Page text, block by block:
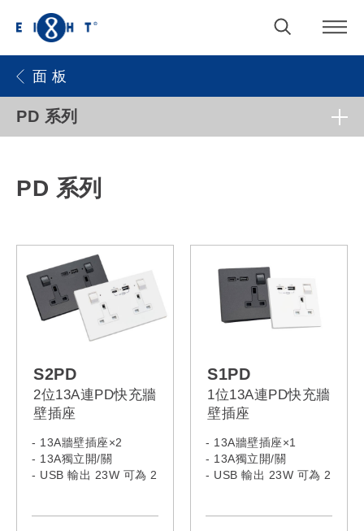
面 板
PD 系列
PD 系列
S2PD
2位13A連PD快充牆
壁插座
- 13A牆壁插座×2
- 13A獨立開/關
- USB 輸出 23W 可為 2
S1PD
1位13A連PD快充牆
壁插座
- 13A牆壁插座×1
- 13A獨立開/關
- USB 輸出 23W 可為 2